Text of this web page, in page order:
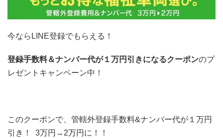
今ならLINE登録でもらえる！
登録手数料＆ナンバー代が１万円引きになるクーポンのプ
レゼントキャンペーン中！
このクーポンで、管轄外登録手数料&ナンバー代が１万円
引き！ 3万円→2万円に！！